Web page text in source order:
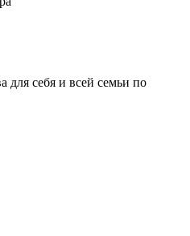
для себя и всей семьи по